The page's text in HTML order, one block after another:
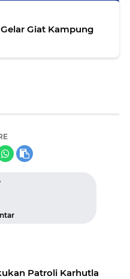
Giat Kampung
Patroli Karhutla